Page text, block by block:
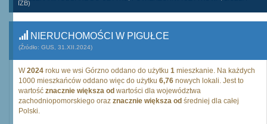
IZB)
NIERUCHOMOŚCI W PIGUŁCE
(Źródło: GUS, 31.XII.2024)
W2024 roku we wsi Górzno oddano do użytku 1 mieszkanie. Na każdych
1000 mieszkańców oddano więc do użytku 6,76 nowych lokali. Jest to
wartość znacznie większa od wartości dla województwa
zachodniopomorskiego oraz znacznie większa od średniej dla całej
Polski.